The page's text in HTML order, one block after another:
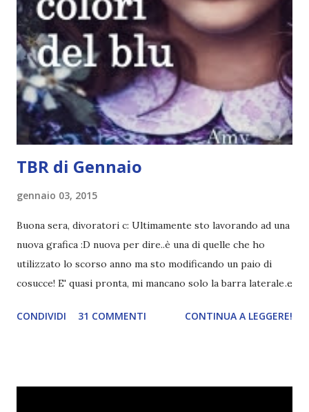
probabilmente lo avrei apprezzato molto di più. Red è
molto introduttivo, nel senso che in trecento pagine non
succede un bel niente. E non ha nemmeno un finale ._.
finisce esattamente nel bel mezzo della storia (anzi, quale
"mezzo" della storia? Questa storia ha praticamente solo
l'inizio!). Stessa cosa con Blue , stessa...
TBR di Gennaio
gennaio 03, 2015
Buona sera, divoratori c: Ultimamente sto lavorando ad una
nuova grafica :D nuova per dire..è una di quelle che ho
utilizzato lo scorso anno ma sto modificando un paio di
cosucce! E' quasi pronta, mi mancano solo la barra laterale e
impazzire e.e Un po' mi dispiacerà abbandonare quest
CONDIVIDI 31 COMMENTI CONTINUA A LEGGERE!